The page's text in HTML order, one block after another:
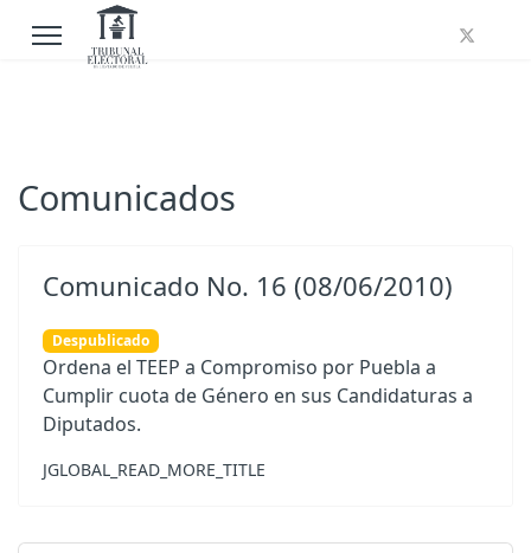
Comunicados
Comunicado No. 16 (08/06/2010)
Despublicado
Ordena el TEEP a Compromiso por Puebla a
Cumplir cuota de Género en sus Candidaturas a
Diputados.
JGLOBAL_READ_MORE_TITLE